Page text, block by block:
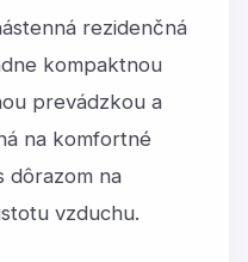
rezidenčná
kompaktnou
prevádzkou a
na komfortné
dôrazom na
vzduchu.